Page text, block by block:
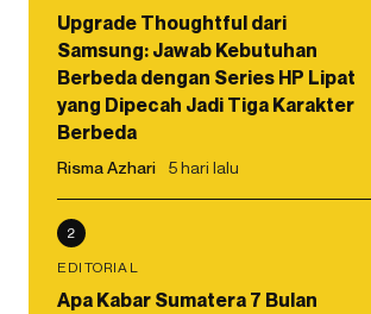
Upgrade Thoughtful dari
Samsung: Jawab Kebutuhan
Berbeda dengan Series HP Lipat
yang Dipecah Jadi Tiga Karakter
Berbeda
Risma Azhari 5 hari lalu
2
EDITORIAL
Apa Kabar Sumatera 7 Bulan